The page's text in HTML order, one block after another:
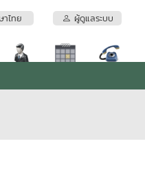
าไทย ผู้ดูแลระบบ